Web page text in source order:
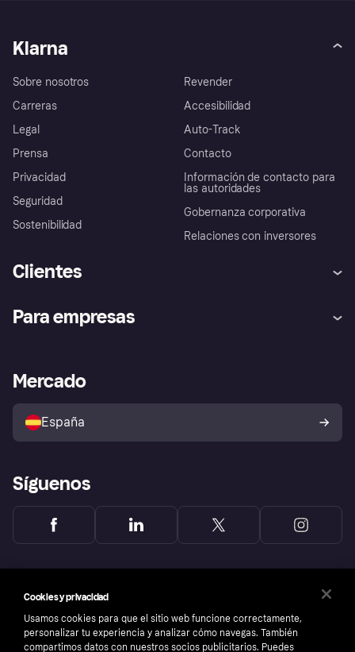
Klarna
Sobre nosotros
Carreras
Legal
Prensa
Privacidad
Seguridad
Sostenibilidad
Revender
Accesibilidad
Auto-Track
Contacto
Información de contacto para
las autoridades
Gobernanza corporativa
Relaciones con inversores
Clientes
Inicio de sesión
Directorio de tiendas
Política de protección al
comprador de Klarna
Reclamaciones
Para empresas
Acceso empresas
Mercado
España
Síguenos
Cookies y privacidad
Usamos cookies para que el sitio web funcione correctamente,
personalizar tu experiencia y analizar cómo navegas. También
compartimos datos con nuestros socios publicitarios. Puedes